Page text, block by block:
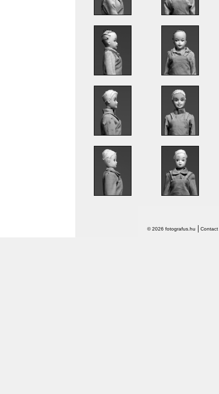
© 2026 fotografus.hu Contact